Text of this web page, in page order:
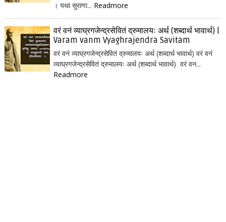
। यथा सुराणा... Readmore
वरं वनं व्याघ्रगजेन्द्रसेवितं द्रुमालयः अर्थ (शब्दार्थ भावार्थ) |
Varam vanm Vyaghrajendra Savitam
वरं वनं व्याघ्रगजेन्द्रसेवितं द्रुमालयः अर्थ (शब्दार्थ भावार्थ) वरं वनं
व्याघ्रगजेन्द्रसेवितं द्रुमालयः अर्थ (शब्दार्थ भावार्थ) वरं वन...
Readmore